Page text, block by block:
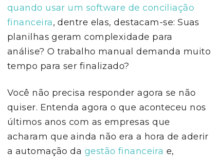
quando usar um software de conciliação
financeira, dentre elas, destacam-se: Suas
planilhas geram complexidade para
análise? O trabalho manual demanda muito
tempo para ser finalizado?
Você não precisa responder agora se não
quiser. Entenda agora o que aconteceu nos
últimos anos com as empresas que
acharam que ainda não era a hora de aderir
a automação da gestão financeira e,